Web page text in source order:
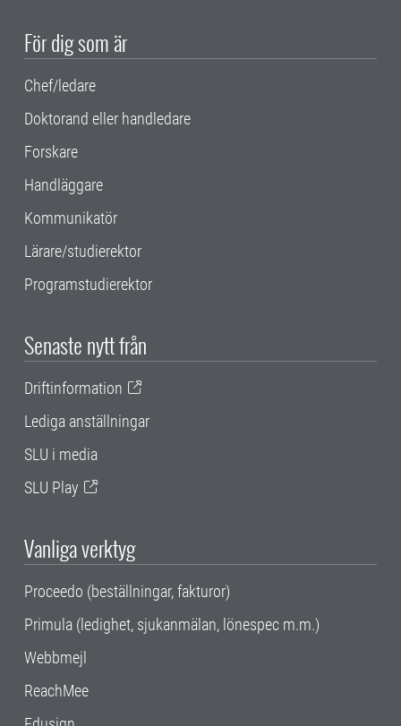
För dig som är
Chef/ledare
Doktorand eller handledare
Forskare
Handläggare
Kommunikatör
Lärare/studierektor
Programstudierektor
Senaste nytt från
Driftinformation
Lediga anställningar
SLU i media
SLU Play
Vanliga verktyg
Proceedo (beställningar, fakturor)
Primula (ledighet, sjukanmälan, lönespec m.m.)
Webbmejl
ReachMee